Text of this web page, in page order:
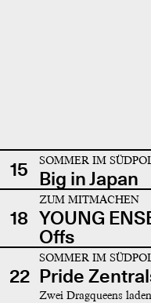
15 SOMMER IM
Big in Japan
18
ZUM MITMACHEN
YOUNG
Offs
22
SOMMER IM
Pride
Zwei Dragqueens